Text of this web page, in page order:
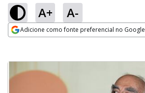
A+ A-
Adicione como fonte preferencial no Google